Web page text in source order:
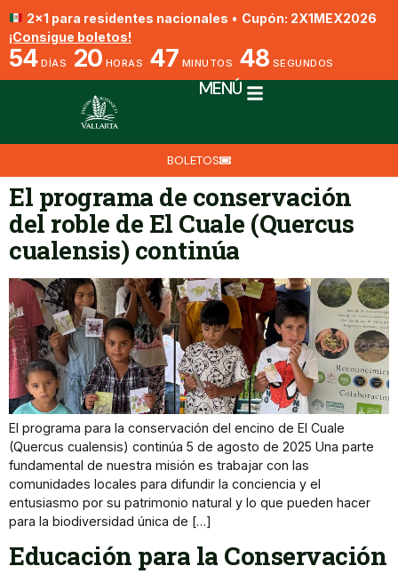
2x1 para residentes nacionales • Cupón: 2X1MEX2026
¡Consigue boletos!
54 DÍAS 20 HORAS 47 MINUTOS 48 SEGUNDOS
MENÚ
BOLETOS
El programa de conservación
del roble de El Cuale (Quercus
cualensis) continúa
El programa para la conservación del encino de El Cuale
(Quercus cualensis) continúa 5 de agosto de 2025 Una parte
fundamental de nuestra misión es trabajar con las
comunidades locales para difundir la conciencia y el
entusiasmo por su patrimonio natural y lo que pueden hacer
para la biodiversidad única de […]
Educación para la Conservación